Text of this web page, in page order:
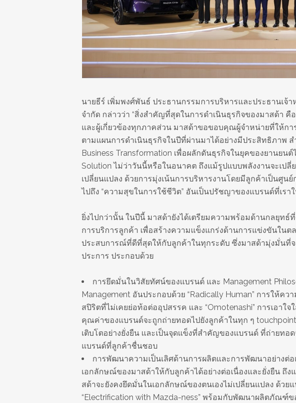
นายธีร์ เพิ่มพงศ์พันธ์ ประธานกรรมการบริหารและประธานเจ้
จำกัด กล่าวว่า “สิ่งสำคัญที่สุดในการดำเนินธุรกิจของมาสด้า
และผู้เกี่ยวข้องทุกภาคส่วน มาสด้าขอขอบคุณผู้จำหน่ายที่ให้ก
ตามแผนการดำเนินธุรกิจในปีที่ผ่านมาได้อย่างมีประสิทธิภาพ
Business Transformation เพื่อผลักดันธุรกิจในยุคของยานยน
Solution ไม่ว่าวันนี้หรือในอนาคต ถึงแม้รูปแบบพลังงานจะเปลี่
เปลี่ยนแปลง ด้วยการมุ่งเน้นการบริหารงานโดยมีลูกค้าเป็นศูน
ไปถึง “ความสุขในการใช้ชีวิต” อันเป็นปรัชญาของแบรนด์ที่เรา
ยิ่งไปกว่านั้น ในปีนี้ มาสด้ายังได้เตรียมความพร้อมด้านกลยุท
การบริการลูกค้า เพื่อสร้างความแข็งแกร่งด้านการแข่งขันใน
ประสบการณ์ที่ดีที่สุดให้กับลูกค้าในทุกระดับ ซึ่งมาสด้ามุ่งมั่นที่
ประการ ประกอบด้วย
การยึดมั่นในวิสัยทัศน์ของแบรนด์ และ Management
Management อันประกอบด้วย “Radically Human” การให้ค
สปิริตที่ไม่เคยย่อท้อต่ออุปสรรค และ “Omotenashi” การเอา
คุณค่าของแบรนด์จะถูกถ่ายทอดไปยังลูกค้าในทุก ๆ
เติบโตอย่างยั่งยืน และเป็นจุดแข็งที่สำคัญของแบรนด์ ที่ถ่ายทอ
แบรนด์ที่ลูกค้าชื่นชอบ
การพัฒนาความเป็นเลิศด้านการผลิตและการพัฒนาอย่างต่
เอกลักษณ์ของมาสด้าให้กับลูกค้าได้อย่างต่อเนื่องและยั่งยืน ถึ
สด้าจะยังคงยึดมั่นในเอกลักษณ์ของตนเองไม่เปลี่ยนแปลง ด้วย
“Electrification with Mazda-ness” พร้อมกับพัฒนาผลิตภัณฑ์